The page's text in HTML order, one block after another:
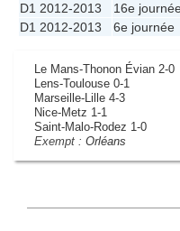
D1 2012-2013
16e
D1 2012-2013
6e journée
Le Mans-Thonon Évian 2-0
Lens-Toulouse 0-1
Marseille-Lille 4-3
Nice-Metz 1-1
Saint-Malo-Rodez 1-0
Exempt : Orléans